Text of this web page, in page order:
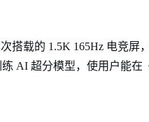
载的 1.5K 165Hz 电竞屏
AI 超分模型，使用户能